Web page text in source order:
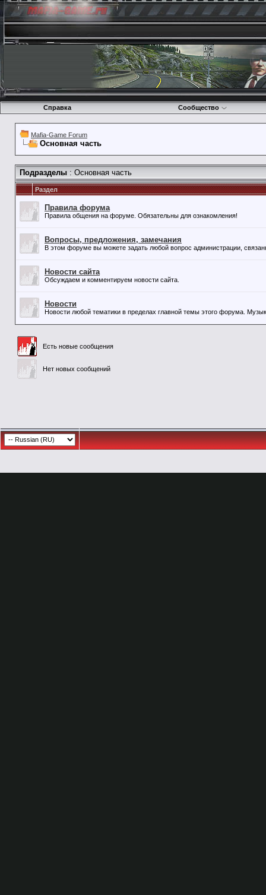
Справка Сообщество
Mafia-Game Forum
Основная часть
Подразделы : Основная часть
Раздел
Правила форума
Правила общения на форуме. Обязательны для ознакомления!
Вопросы, предложения, замечания
В этом форуме вы можете задать любой вопрос администрации,
Новости сайта
Обсуждаем и комментируем новости сайта.
Новости
Новости любой тематики в пределах главной темы этого форума.
Есть новые сообщения
Нет новых сообщений